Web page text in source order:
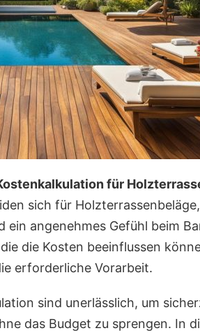
für
sich für
angenehmes Gefühl beim
die Kosten beeinflussen
erforderliche Vorarbeit.
sind unerlässlich, um
das Budget zu sprengen. In